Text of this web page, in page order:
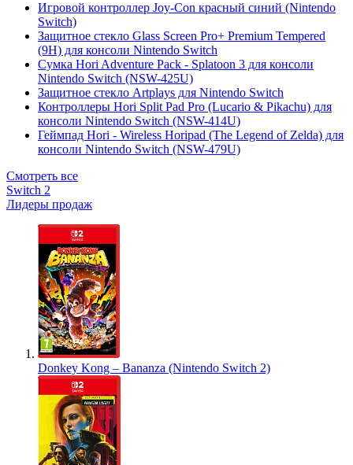
Игровой контроллер Joy-Con красный синий (Nintendo
Switch)
Защитное стекло Glass Screen Pro+ Premium Tempered
(9H) для консоли Nintendo Switch
Сумка Hori Adventure Pack - Splatoon 3 для консоли
Nintendo Switch (NSW-425U)
Защитное стекло Artplays для Nintendo Switch
Контроллеры Hori Split Pad Pro (Lucario & Pikachu) для
консоли Nintendo Switch (NSW-414U)
Геймпад Hori - Wireless Horipad (The Legend of Zelda) для
консоли Nintendo Switch (NSW-479U)
Смотреть все
Switch 2
Лидеры продаж
Donkey Kong – Bananza (Nintendo Switch 2)